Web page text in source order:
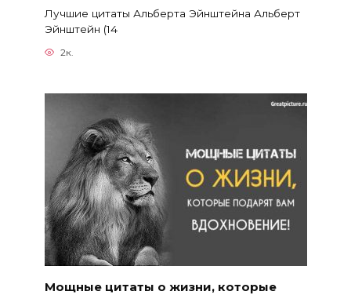
Лучшие цитаты Альберта Эйнштейна Альберт
Эйнштейн (14
2к.
Мощные цитаты о жизни, которые